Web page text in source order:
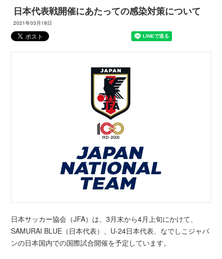
日本代表戦開催にあたっての感染対策について
2021年03月18日
日本サッカー協会（JFA）は、3月末から4月上旬にかけて、
SAMURAI BLUE（日本代表）、U-24日本代表、なでしこジャパ
ンの日本国内での国際試合開催を予定しています。